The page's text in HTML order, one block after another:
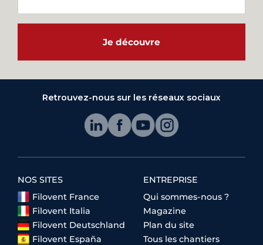
Je découvre
Retrouvez-nous sur les réseaux sociaux
NOS SITES
Filovent France
Filovent Italia
Filovent Deutschland
Filovent España
ENTREPRISE
Qui sommes-nous ?
Magazine
Plan du site
Tous les chantiers